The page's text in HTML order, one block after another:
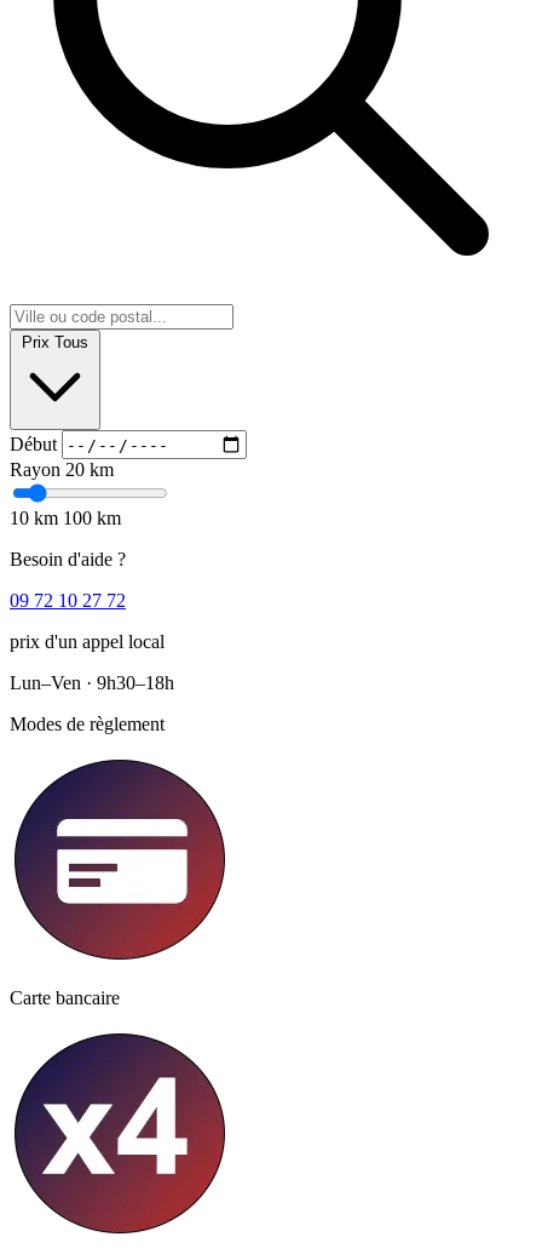
Prix Tous
Début
Rayon 20 km
10 km 100 km
Besoin d'aide ?
09 72 10 27 72
prix d'un appel local
Lun–Ven · 9h30–18h
Modes de règlement
Carte bancaire